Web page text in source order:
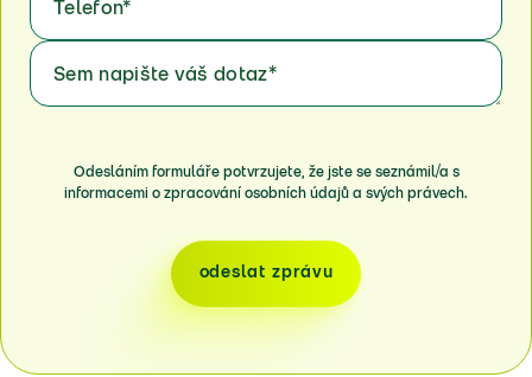
Telefon*
Sem napište váš dotaz*
Odesláním formuláře potvrzujete, že jste se seznámil/a s
informacemi o zpracování osobních údajů a svých právech.
odeslat zprávu